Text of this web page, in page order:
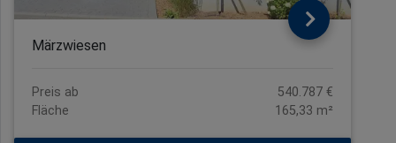
Märzwiesen
Preis ab
540.787 €
Fläche
165,33 m²